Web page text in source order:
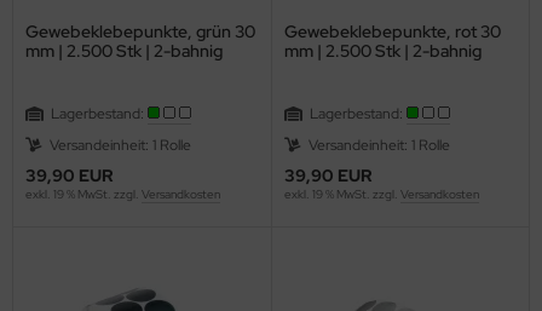
Gewebeklebepunkte, grün 30
mm | 2.500 Stk | 2-bahnig
Lagerbestand:
Versandeinheit: 1 Rolle
39,90 EUR
exkl. 19 % MwSt. zzgl. Versandkosten
Gewebeklebepunkte, rot 30
mm | 2.500 Stk | 2-bahnig
Lagerbestand:
Versandeinheit: 1 Rolle
39,90 EUR
exkl. 19 % MwSt. zzgl. Versandkosten
IDEAL
& Stanzgeräte
secabo, Rollen-Schneidplotter
u. Bindemaschinen